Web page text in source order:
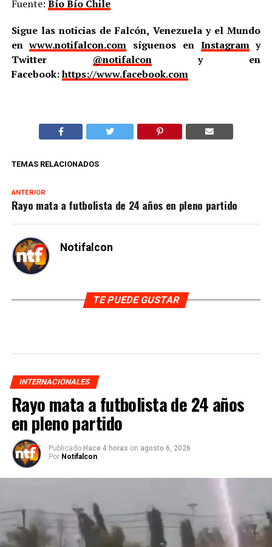
Fuente: Bío Bío Chile
Sigue las noticias de Falcón, Venezuela y el Mundo
enwww.notifalcon.com síguenos en Instagramy
Twitter @notifalcony en
Facebook:https://www.facebook.com
TEMAS RELACIONADOS
ANTERIOR
Rayo mata a futbolista de 24 años en pleno partido
Notifalcon
TE PUEDE GUSTAR
INTERNACIONALES
Rayo mata a futbolista de 24 años
en pleno partido
Publicado Hace 4 horas on agosto 6, 2026
Por Notifalcon